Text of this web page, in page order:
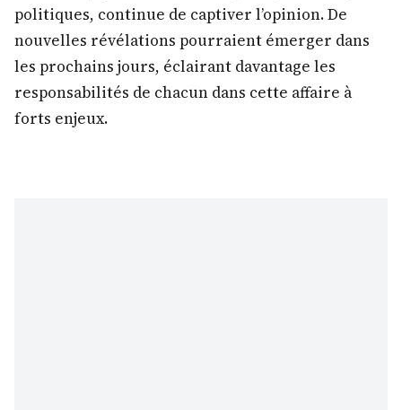
politiques, continue de captiver l’opinion. De
nouvelles révélations pourraient émerger dans
les prochains jours, éclairant davantage les
responsabilités de chacun dans cette affaire à
forts enjeux.